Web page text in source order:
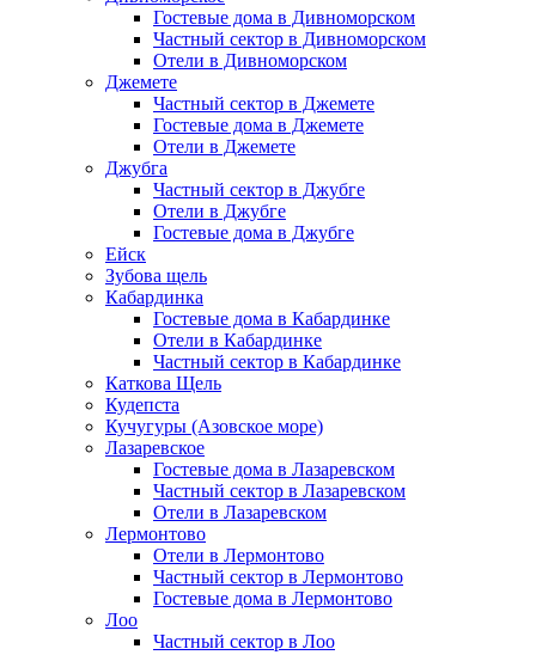
Гостевые дома в Дивноморском
Частный сектор в Дивноморском
Отели в Дивноморском
Джемете
Частный сектор в Джемете
Гостевые дома в Джемете
Отели в Джемете
Джубга
Частный сектор в Джубге
Отели в Джубге
Гостевые дома в Джубге
Ейск
Зубова щель
Кабардинка
Гостевые дома в Кабардинке
Отели в Кабардинке
Частный сектор в Кабардинке
Каткова Щель
Кудепста
Кучугуры (Азовское море)
Лазаревское
Гостевые дома в Лазаревском
Частный сектор в Лазаревском
Отели в Лазаревском
Лермонтово
Отели в Лермонтово
Частный сектор в Лермонтово
Гостевые дома в Лермонтово
Лоо
Частный сектор в Лоо